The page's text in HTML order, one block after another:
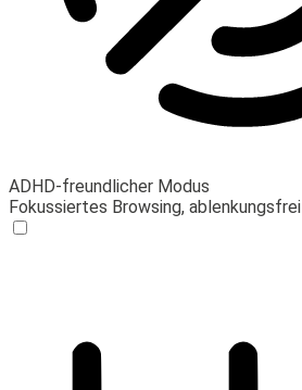
ADHD-freundlicher Modus
Fokussiertes Browsing, ablenkungsfrei